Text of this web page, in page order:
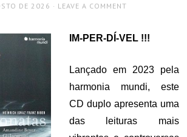
DE 2026 LEAVE A COMMENT
IM-PER-DÍ-VEL !!!
Lançado em 2023 pela
harmonia mundi, este
CD duplo apresenta uma
das leituras mais